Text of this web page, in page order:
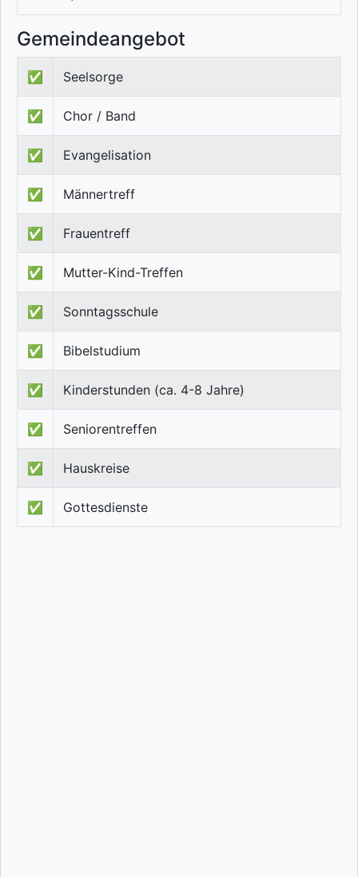
Gemeindeangebot
✅ Seelsorge
✅ Chor / Band
✅ Evangelisation
✅ Männertreff
✅ Frauentreff
✅ Mutter-Kind-Treffen
✅ Sonntagsschule
✅ Bibelstudium
✅ Kinderstunden (ca. 4-8 Jahre)
✅ Seniorentreffen
✅ Hauskreise
✅ Gottesdienste